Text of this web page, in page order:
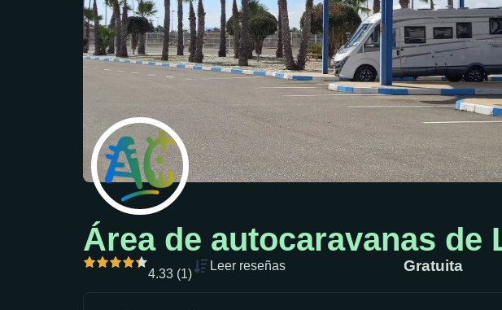
Área de autocaravanas de
4.33 (1)
Leer reseñas Gratuita